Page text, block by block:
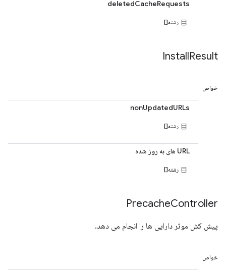
deletedCacheRequests
رشته[]
InstallResult
خواص
nonUpdatedURLs
رشته[]
URL های به روز شده
رشته[]
PrecacheController
پیش کش موثر دارایی ها را انجام می دهد.
خواص